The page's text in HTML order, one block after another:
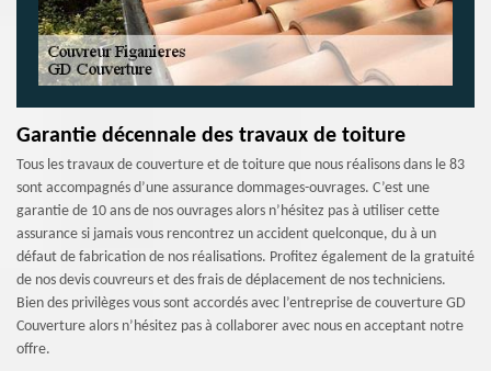
Garantie décennale des travaux de toiture
Tous les travaux de couverture et de toiture que nous réalisons dans le 83
sont accompagnés d’une assurance dommages-ouvrages. C’est une
garantie de 10 ans de nos ouvrages alors n’hésitez pas à utiliser cette
assurance si jamais vous rencontrez un accident quelconque, du à un
défaut de fabrication de nos réalisations. Profitez également de la gratuité
de nos devis couvreurs et des frais de déplacement de nos techniciens.
Bien des privilèges vous sont accordés avec l’entreprise de couverture GD
Couverture alors n’hésitez pas à collaborer avec nous en acceptant notre
offre.